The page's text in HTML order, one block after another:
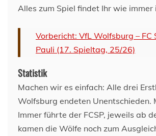
Alles zum Spiel findet Ihr wie immer
Vorbericht: VfL Wolfsburg – FC
Pauli (17. Spieltag, 25/26)
Statistik
Machen wir es einfach: Alle drei
Wolfsburg endeten Unentschieden.
Immer führte der FCSP, jeweils ab
kamen die Wölfe noch zum